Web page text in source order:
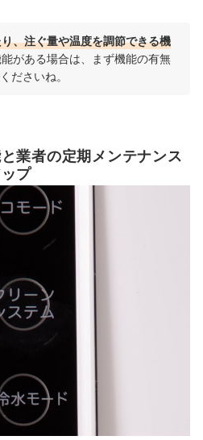
、注ぐ量や温度を調節できる機
がある場合は、まず機能の有無
ださいね。
業者の定期メンテナンス
プ